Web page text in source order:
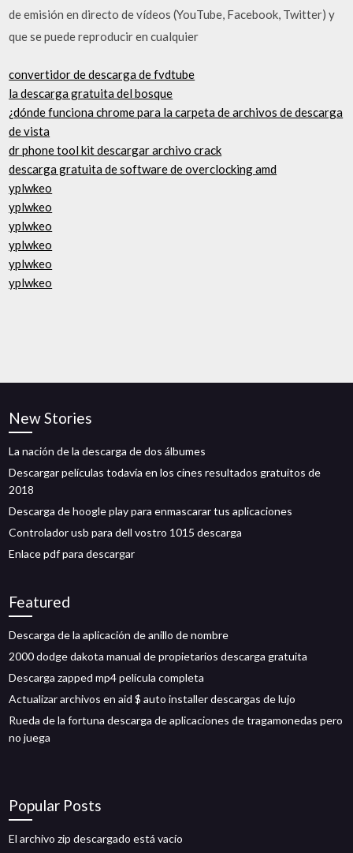
de emisión en directo de vídeos (YouTube, Facebook, Twitter) y
que se puede reproducir en cualquier
convertidor de descarga de fvdtube
la descarga gratuita del bosque
¿dónde funciona chrome para la carpeta de archivos de descarga
de vista
dr phone tool kit descargar archivo crack
descarga gratuita de software de overclocking amd
yplwkeo
yplwkeo
yplwkeo
yplwkeo
yplwkeo
yplwkeo
New Stories
La nación de la descarga de dos álbumes
Descargar películas todavía en los cines resultados gratuitos de
2018
Descarga de hoogle play para enmascarar tus aplicaciones
Controlador usb para dell vostro 1015 descarga
Enlace pdf para descargar
Featured
Descarga de la aplicación de anillo de nombre
2000 dodge dakota manual de propietarios descarga gratuita
Descarga zapped mp4 película completa
Actualizar archivos en aid $ auto installer descargas de lujo
Rueda de la fortuna descarga de aplicaciones de tragamonedas pero
no juega
Popular Posts
El archivo zip descargado está vacío